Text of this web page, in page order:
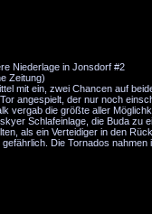
Niederlage in Jonsdorf #2
Zeitung)
mit ein, zwei Chancen auf
angespielt, der nur noch
vergab die größte aller
Schlafeinlage, die Buda
als ein Verteidiger in den
Die Tornados